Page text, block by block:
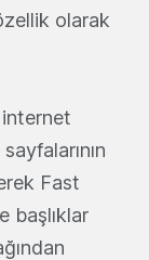
olarak
Fast
başlıklar